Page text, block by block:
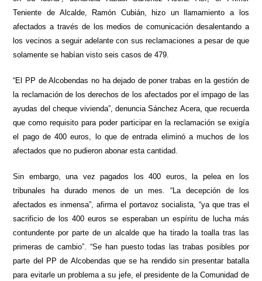
Teniente de Alcalde, Ramón Cubián, hizo un llamamiento a los
afectados a través de los medios de comunicación desalentando a
los vecinos a seguir adelante con sus reclamaciones a pesar de que
solamente se habían visto seis casos de 479.
“El PP de Alcobendas no ha dejado de poner trabas en la gestión de
la reclamación de los derechos de los afectados por el impago de las
ayudas del cheque vivienda”, denuncia Sánchez Acera, que recuerda
que como requisito para poder participar en la reclamación se exigía
el pago de 400 euros, lo que de entrada eliminó a muchos de los
afectados que no pudieron abonar esta cantidad.
Sin embargo, una vez pagados los 400 euros, la pelea en los
tribunales ha durado menos de un mes. “La decepción de los
afectados es inmensa”, afirma el portavoz socialista, “ya que tras el
sacrificio de los 400 euros se esperaban un espíritu de lucha más
contundente por parte de un alcalde que ha tirado la toalla tras las
primeras de cambio”. “Se han puesto todas las trabas posibles por
parte del PP de Alcobendas que se ha rendido sin presentar batalla
para evitarle un problema a su jefe, el presidente de la Comunidad de